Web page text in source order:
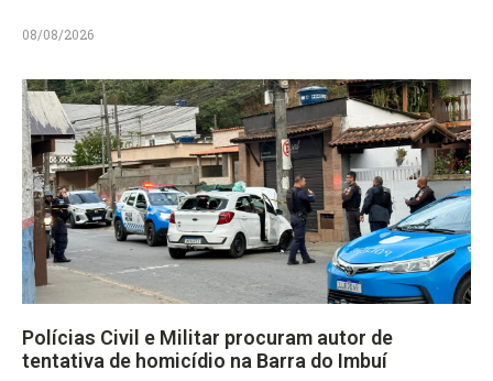
08/08/2026
Polícias Civil e Militar procuram autor de
tentativa de homicídio na Barra do Imbuí